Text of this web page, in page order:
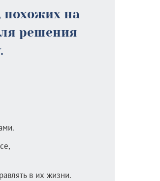
похожих на
решения
в их жизни.